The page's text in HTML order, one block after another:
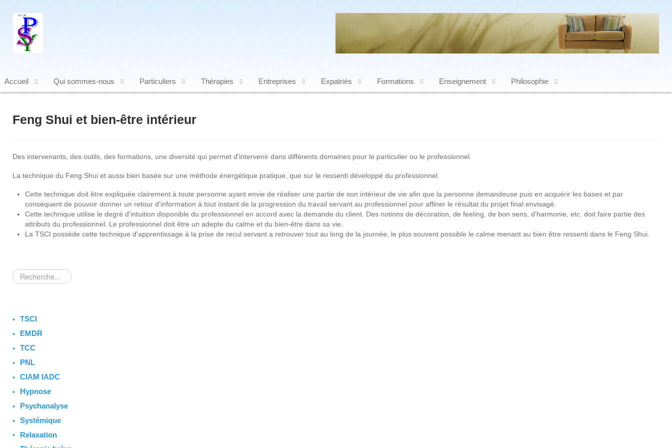
Accueil Qui sommes-nous Particuliers Thérapies Entreprises Expatriés Formations Enseignement Philosophie
Feng Shui et bien-être intérieur
Des intervenants, des outils, des formations, une diversité qui permet d'intervenir dans différents domaines pour le particulier ou le professionnel.
La technique du Feng Shui et aussi bien basée sur une méthode énergétique pratique, que sur le ressenti développé du professionnel.
Cette technique doit être expliquée clairement à toute personne ayant envie de réaliser une partie de son intérieur de vie afin que la personne demandeuse puis en acquérir les bases et par
conséquent de pouvoir donner un retour d'information à tout instant de la progression du travail servant au professionnel pour affiner le résultat du projet final envisagé.
Cette technique utilise le degré d'intuition disponible du professionnel en accord avec la demande du client. Des notions de décoration, de feeling, de bon sens, d'harmonie, etc. doit faire partie des
attributs du professionnel. Le professionnel doit être un adepte du calme et du bien-être dans sa vie.
La TSCI possède cette technique d'apprentissage à la prise de recul servant a retrouver tout au long de la journée, le plus souvent possible le calme menant au bien être ressenti dans le Feng Shui.
Rechercher
TSCI
EMDR
TCC
PNL
CIAM IADC
Hypnose
Psychanalyse
Systémique
Relaxation